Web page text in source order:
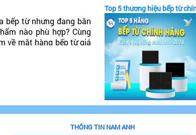
bếp từ nhưng đang băn
nào phù hợp? Cùng
về mặt hàng bếp từ giá
nhất 2024!
Top 5 thương hiệu bếp từ
THÔNG TIN NAM ANH